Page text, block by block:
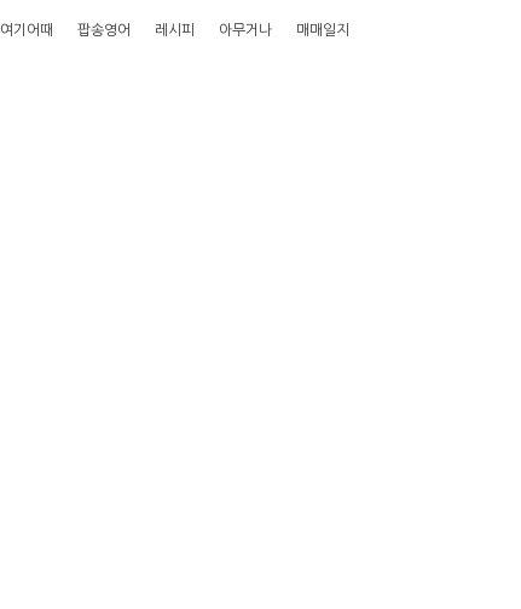
여기어때 팝송영어 레시피 아무거나 매매일지